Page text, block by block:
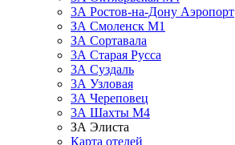
3А Ростов-на-Дону Аэропорт
ЗА Смоленск М1
ЗА Сортавала
3А Старая Русса
3А Суздаль
3А Узловая
3А Череповец
3А Шахты М4
ЗА Элиста
Карта отелей